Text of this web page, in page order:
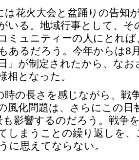
は花火大会と盆踊りの告知
いる。地域行事として、
ミュニティーの人にとれ
あるだろう。今年からは8
」が制定されたから、な
相となった。
時の長さを感じながら、戦
風化問題は、さらにこの日
影響するのだろう。戦争
しまうことの繰り返しを、
に思えてならない。